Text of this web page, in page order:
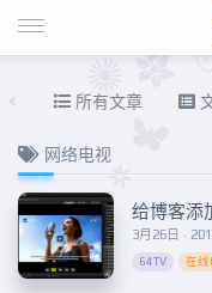
所有文章
网络电视
3月26日 ·
给博客添
64TV 在线